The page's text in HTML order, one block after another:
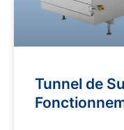
Tunnel de